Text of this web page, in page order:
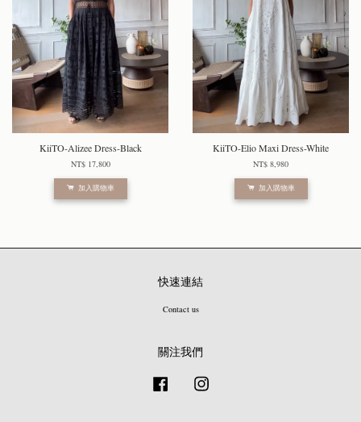
KiiTO-Alizee Dress-Black
NT$ 17,800
加入購物車
KiiTO-Elio Maxi Dress-White
NT$ 8,980
加入購物車
快速連結
Contact us
關注我們
Facebook